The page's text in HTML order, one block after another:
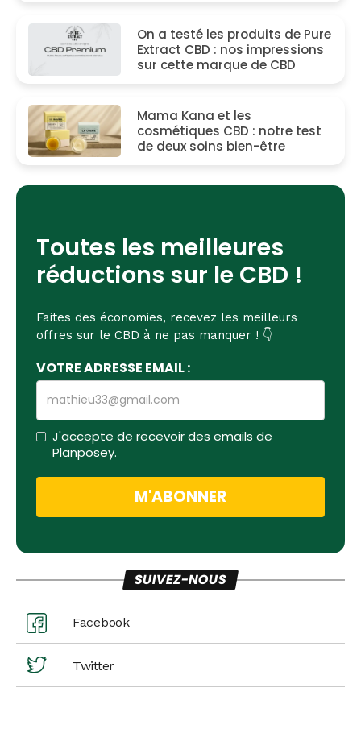
Toutes les meilleures
réductions sur le CBD !
Faites des économies, recevez les meilleurs
offres sur le CBD à ne pas manquer ! 👇
VOTRE ADRESSE EMAIL :
J'accepte de recevoir des emails de
Planposey.
On a testé les produits de Pure
Extract CBD : nos impressions
sur cette marque de CBD
Mama Kana et les
cosmétiques CBD : notre test
de deux soins bien-être
SUIVEZ-NOUS
Facebook
Twitter